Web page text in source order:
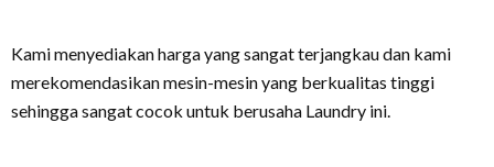
Kami menyediakan harga yang sangat terjangkau dan kami
merekomendasikan mesin-mesin yang berkualitas tinggi
sehingga sangat cocok untuk berusaha Laundry ini.